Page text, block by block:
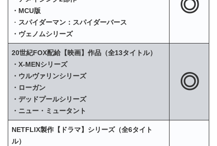
・MCU版
・ スパイダーマン：スパイダーバース
・ヴェノムシリーズ
◎
20世紀FOX配給【映画】作品（全13タイトル）
・X‐MENシリーズ
・ウルヴァリンシリーズ
・ローガン
・デッドプールシリーズ
・ニュー・ミュータント
◎
NETFLIX製作【ドラマ】シリーズ（全6タイト
ル）